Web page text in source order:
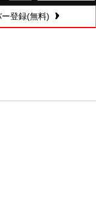
登録(無料)